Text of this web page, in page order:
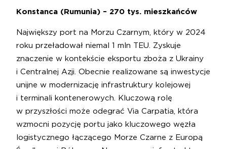
Konstanca (Rumunia) – 270 tys. mieszkańców
Największy port na Morzu Czarnym, który w 2024
roku przeładował niemal 1 mln TEU. Zyskuje
znaczenie w kontekście eksportu zboża z Ukrainy
i Centralnej Azji. Obecnie realizowane są inwestycje
unijne w modernizację infrastruktury kolejowej
i terminali kontenerowych. Kluczową rolę
w przyszłości może odegrać Via Carpatia, która
wzmocni pozycję portu jako kluczowego węzła
logistycznego łączącego Morze Czarne z Europą